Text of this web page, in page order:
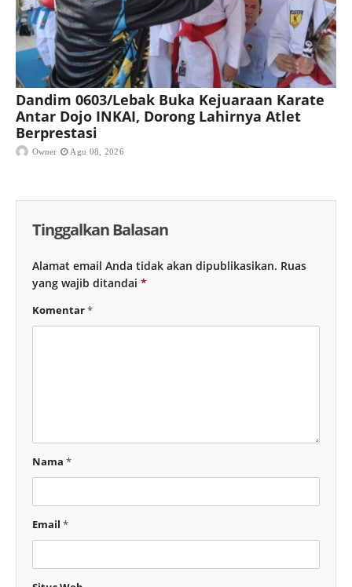
Dandim 0603/Lebak Buka Kejuaraan Karate
Antar Dojo INKAI, Dorong Lahirnya Atlet
Berprestasi
Owner Agu 08, 2026
Tinggalkan Balasan
Alamat email Anda tidak akan dipublikasikan. Ruas
yang wajib ditandai *
Komentar*
Nama *
Email *